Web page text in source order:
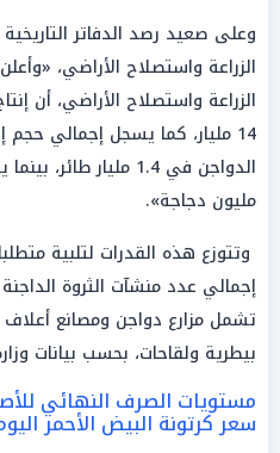
وعلى صعيد رصد الدفاتر التاريخية
الزراعة واستصلاح الأراضي،
الزراعة واستصلاح الأراضي، أن
14 مليار، كما يسجل إجمالي حجم
مليون دجاجة».
وتتوزع هذه القدرات لتلبية
تشمل مزارع دواجن ومصانع أعلاف
بيطرية ولقاحات، بحسب بيانات
مستويات الصرف النهائي
سعر كرتونة البيض الأحمر